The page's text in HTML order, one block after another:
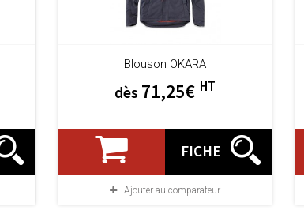
Blouson OKARA
dès 71,25€ HT
FICHE
Ajouter au comparateur